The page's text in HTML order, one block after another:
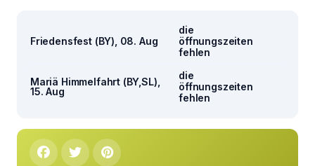
Friedensfest (BY), 08. Aug
die
öffnungszeiten
fehlen
Mariä Himmelfahrt (BY,SL),
15. Aug
die
öffnungszeiten
fehlen